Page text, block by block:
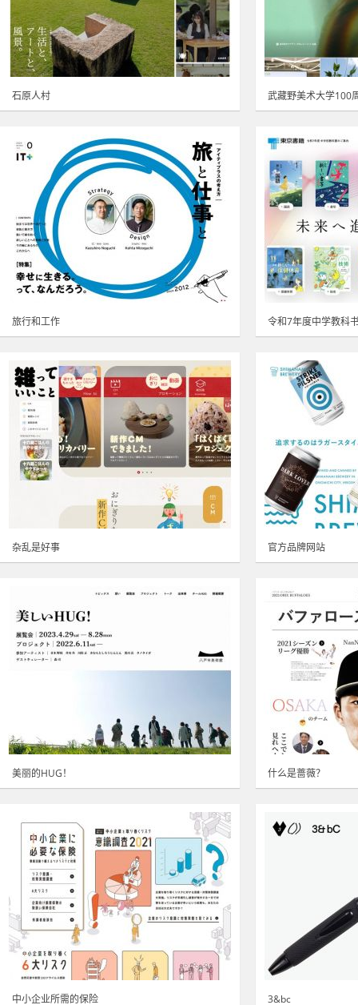
石原人村 武藏野美术大学100
旅行和工作 令和7年度中学教科
杂乱是好事 官方品牌网站
美丽的HUG！ 什么是蔷薇？
中小企业所需的保险 3&bc